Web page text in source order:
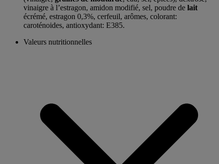
vinaigre à l’estragon, amidon modifié, sel, poudre de lait
écrémé, estragon 0,3%, cerfeuil, arômes, colorant:
caroténoides, antioxydant: E385.
Valeurs nutritionnelles